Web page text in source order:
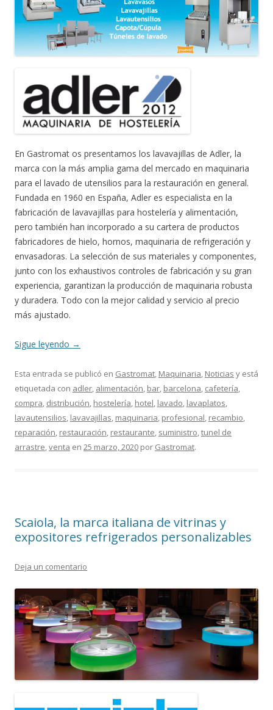
En Gastromat os presentamos los lavavajillas de Adler, la
marca con la más amplia gama del mercado en maquinaria
para el lavado de utensilios para la restauración en general.
Fundada en 1960 en España, Adler es especialista en la
fabricación de lavavajillas para hostelería y alimentación,
pero también han incorporado a su cartera de productos
fabricadores de hielo, hornos, maquinaria de refrigeración y
envasadoras. La selección de sus materiales y componentes,
junto con los exhaustivos controles de fabricación y su gran
experiencia, garantizan la producción de maquinaria robusta
y duradera. Todo con la mejor calidad y servicio al precio
más ajustado.
Sigue leyendo →
Esta entrada se publicó en Gastromat, Maquinaria, Noticias y está
etiquetada con adler, alimentación, bar, barcelona, cafetería,
compra, distribución, hostelería, hotel, lavado, lavaplatos,
lavautensilios, lavavajillas, maquinaria, profesional, recambio,
reparación, restauración, restaurante, suministro,tunel de
arrastre,venta en 25 marzo, 2020 por Gastromat.
Scaiola, la marca italiana de vitrinas y
expositores refrigerados personalizables
Deja un comentario